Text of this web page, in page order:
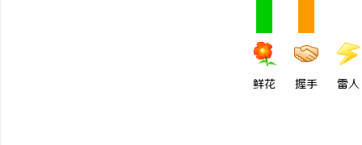
鲜花 握手 雷人